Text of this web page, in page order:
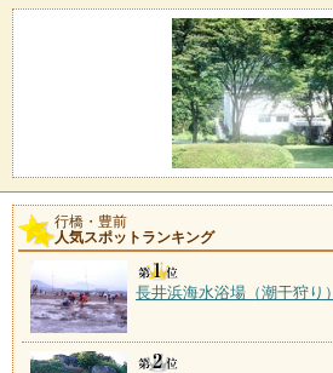
行橋・豊前
人気スポットランキング
長井浜海水浴場（潮干狩り）